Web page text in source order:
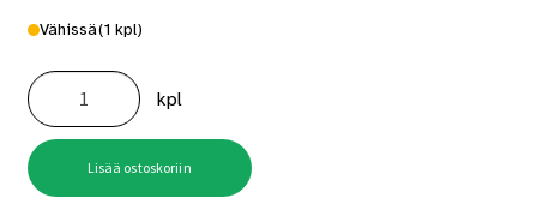
Vähissä(1 kpl)
Rullamitta
Stanley
8m
Powerlock
määrä
kpl
Lisää ostoskoriin